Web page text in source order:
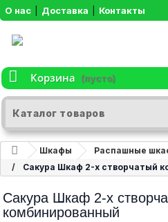
О нас Доставка Контакты
Корзина
(пусто)
Каталог товаров
Шкафы
Распашные
Сакура Шкаф 2-х створчатый
Сакура Шкаф 2-х
комбинированный